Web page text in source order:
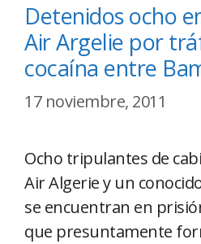
Detenidos ocho
Air Argelie por
cocaína entre
17 noviembre, 2011
Ocho tripulantes de
Air Algerie y un
se encuentran en
que presuntamente